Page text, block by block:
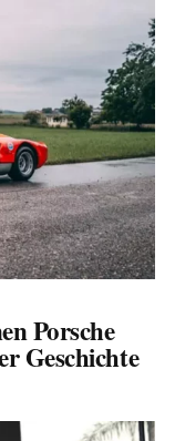
Porsche
Geschichte